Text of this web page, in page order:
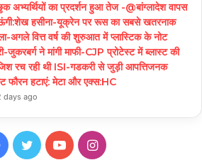
अभ्यर्थियों का प्रदर्शन हुआ तेज -@बांग्लादेश वापस
हसीना-यूक्रेन पर रूस का सबसे खतरनाक
अगले वित्त वर्ष की शुरुआत में प्लास्टिक के नोट
जुकरबर्ग ने मांगी माफी-CJP प्रोटेस्ट में ब्लास्ट की
रच रही थी ISI-गडकरी से जुड़ी आपत्तिजनक
फौरन हटाएं: मेटा और एक्स:HC
days ago
Facebook
TwitterYouTubeInstagram